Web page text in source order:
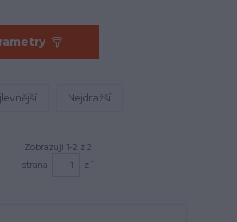
Nejdražší
Zobrazuji 1-2 z 2
strana
z 1